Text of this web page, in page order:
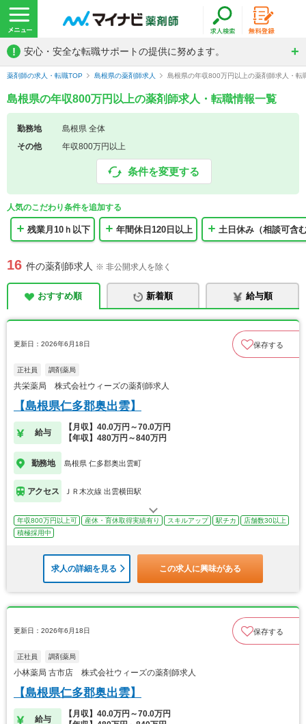
! 安心・安全な転職サポートの提供に努めます。
薬剤師の求人・転職TOP 島根県の薬剤師求人 島根県の年収800万円以上の薬剤師求人・転
島根県の年収800万円以上の薬剤師求人・転職情報一覧
勤務地
島根県 全体
その他
年収800万円以上
条件を変更する
人気のこだわり条件を追加する
残業月10ｈ以下 年間休日120日以上 土日休み（相談可含
16 件の薬剤師求人 ※ 非公開求人を除く
おすすめ順 新着順 給与順
更新日：2026年6月18日 保存する
正社員 調剤薬局
共栄薬局 株式会社ウィーズの薬剤師求人
【島根県仁多郡奥出雲】
給与
【月収】40.0万円～70.0万円
【年収】480万円～840万円
勤務地 島根県 仁多郡奥出雲町
アクセス ＪＲ木次線 出雲横田駅
年収800万円以上可 産休・育休取得実績有り スキルアップ 駅チカ
店舗数30以上
積極採用中
求人の詳細を見る この求人に興味がある
更新日：2026年6月18日 保存する
正社員 調剤薬局
小林薬局 古市店 株式会社ウィーズの薬剤師求人
【島根県仁多郡奥出雲】
給与
【月収】40.0万円～70.0万円